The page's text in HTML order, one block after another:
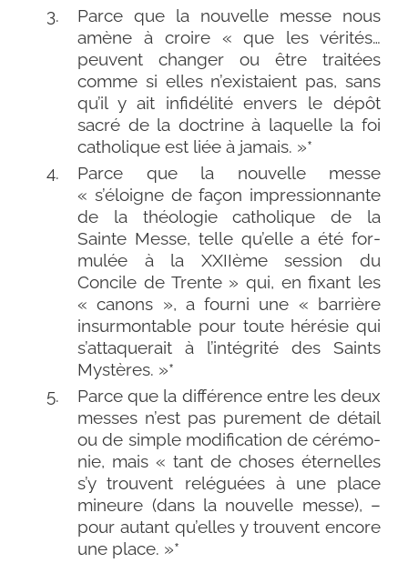
Parce que la nou­velle messe nous
amène à croire « que les véri­tés…
peuvent chan­ger ou être trai­tées
comme si elles n’existaient pas, sans
qu’il y ait infi­dé­li­té envers le dépôt
sacré de la doc­trine à laquelle la foi
catho­lique est liée à jamais. »*
Parce que la nou­velle messe
« s’éloigne de façon impres­sion­nante
de la théo­lo­gie catho­lique de la
Sainte Messe, telle qu’elle a été for­
mu­lée à la XXIIème ses­sion du
Concile de Trente » qui, en fixant les
« canons », a four­ni une « bar­rière
insur­mon­table pour toute héré­sie qui
s’attaquerait à l’intégrité des Saints
Mystères. »*
Parce que la dif­fé­rence entre les deux
messes n’est pas pure­ment de détail
ou de simple modi­fi­ca­tion de céré­mo­
nie, mais « tant de choses éter­nelles
s’y trouvent relé­guées à une place
mineure (dans la nou­velle messe), –
pour autant qu’elles y trouvent encore
une place. »*